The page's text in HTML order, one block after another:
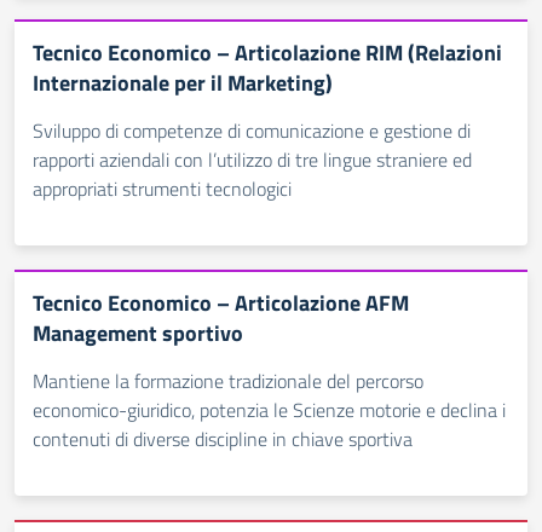
Tecnico Economico – Articolazione RIM (Relazioni
Internazionale per il Marketing)
Sviluppo di competenze di comunicazione e gestione di
rapporti aziendali con l’utilizzo di tre lingue straniere ed
appropriati strumenti tecnologici
Tecnico Economico – Articolazione AFM
Management sportivo
Mantiene la formazione tradizionale del percorso
economico-giuridico, potenzia le Scienze motorie e declina i
contenuti di diverse discipline in chiave sportiva